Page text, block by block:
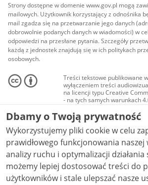
Strony dostępne w domenie www.gov.pl mogą
mailowych. Użytkownik korzystający z odnośnika
mail zgadza się na przetwarzanie jego danych
dobrowolnie podanych danych w wiadomości) w
odpowiedzi na przesłane pytania. Szczegóły
każdą z jednostek znajdują się w ich politykach
osobowych.
Treści tekstowe publikowane
wyłączeniem treści
na licencji typu Creative
- na tych samych warunkach
Materiały audiowizualne, w
audio i wideo, są udostępniane
Creative Commons: uznanie
niekomercyjne - bez utworów
NC-ND 4.0), o ile nie jest to
Dbamy o Twoją prywatność
Wykorzystujemy pliki cookie w celu
prawidłowego funkcjonowania
analizy ruchu i optymalizacji działania strony.
możemy lepiej dostosować treści do
użytkowników i stale ulepszać nasze usługi.